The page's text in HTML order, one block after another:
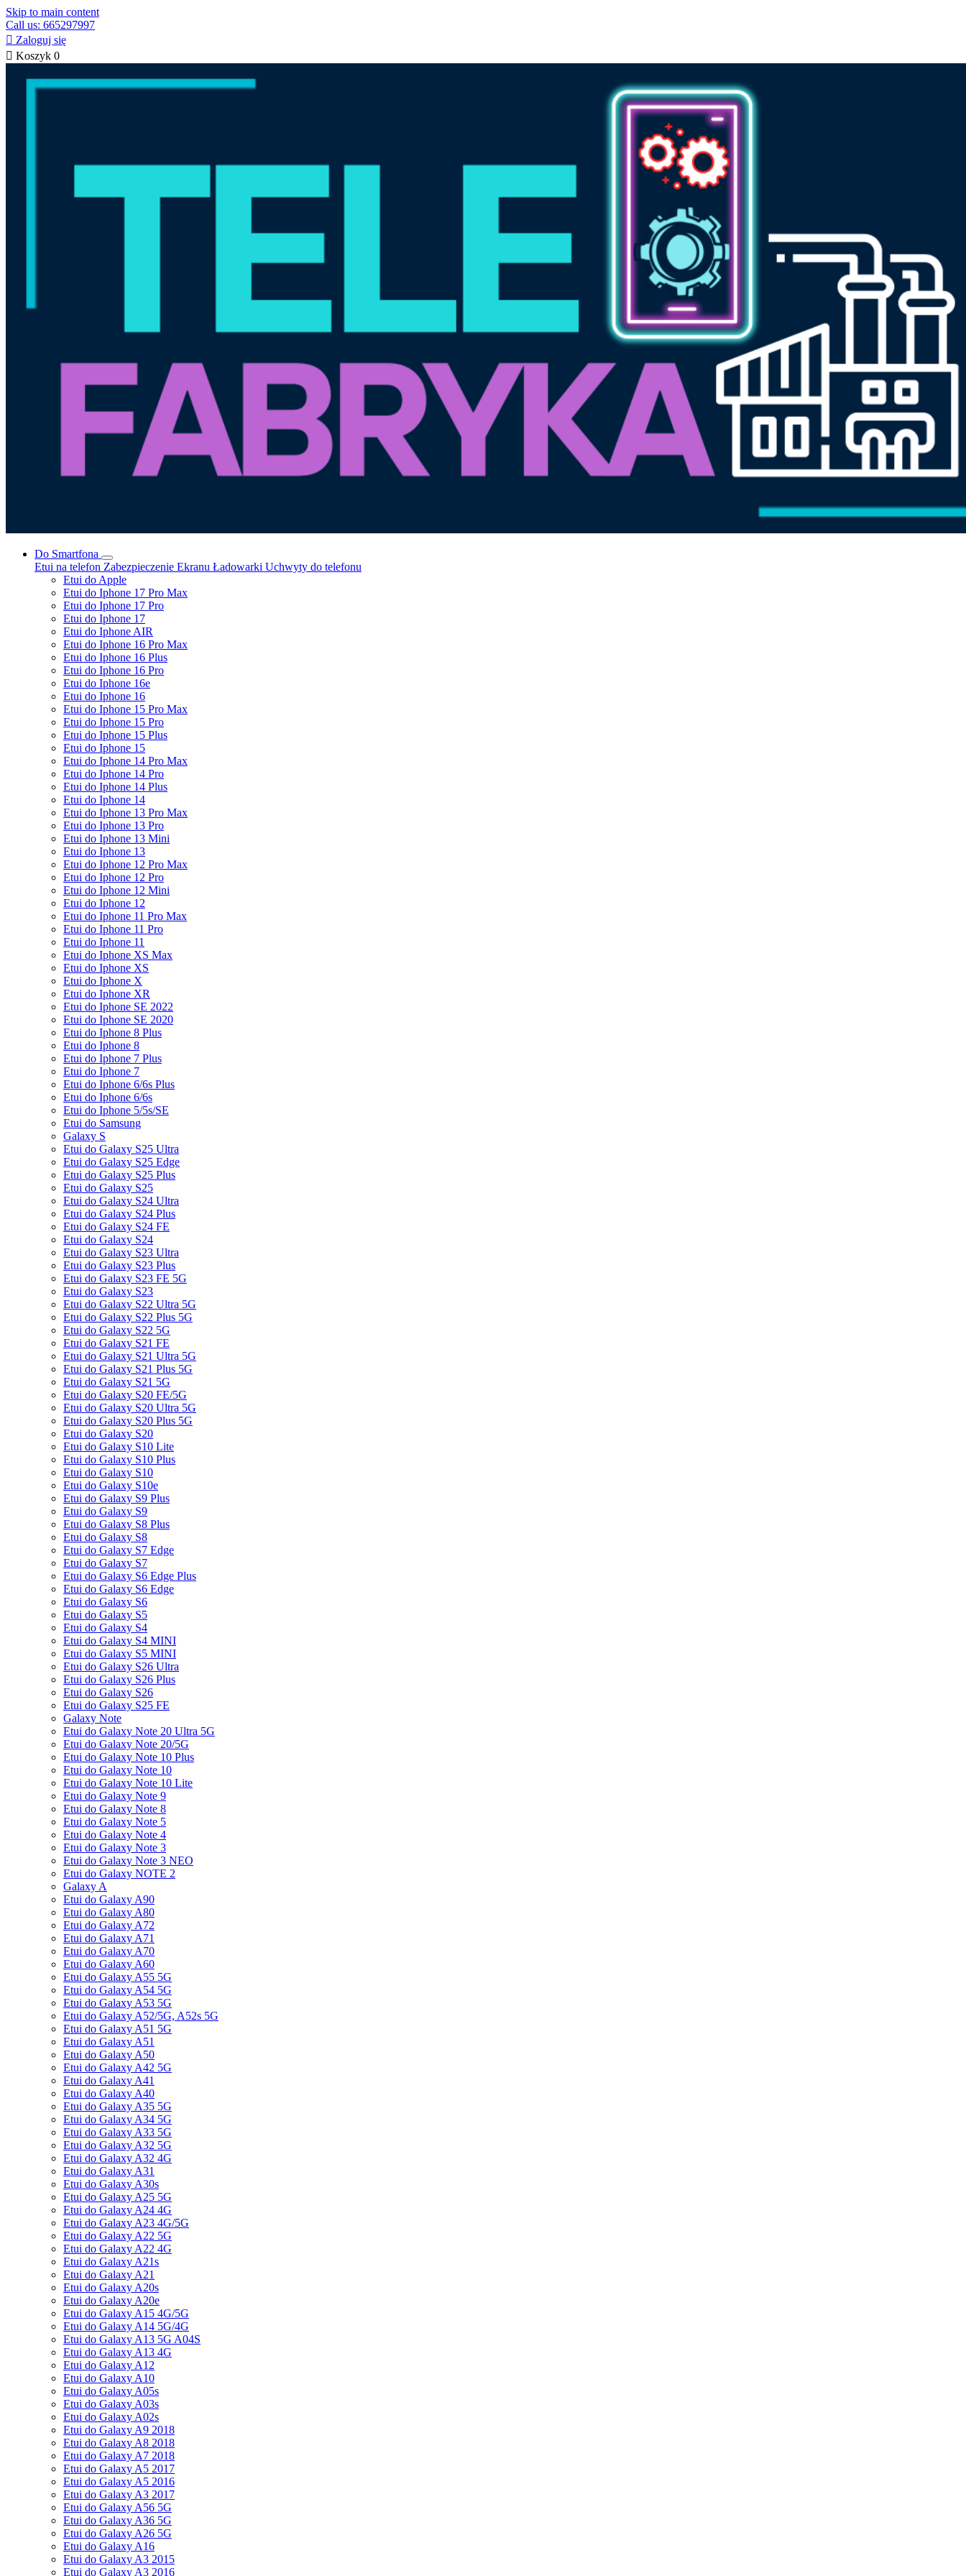
Skip to main content
Call us: 665297997
 Zaloguj się
 Koszyk 0
Do Smartfona
Etui na telefon Zabezpieczenie Ekranu Ładowarki Uchwyty do telefonu
Etui do Apple
Etui do Iphone 17 Pro Max
Etui do Iphone 17 Pro
Etui do Iphone 17
Etui do Iphone AIR
Etui do Iphone 16 Pro Max
Etui do Iphone 16 Plus
Etui do Iphone 16 Pro
Etui do Iphone 16e
Etui do Iphone 16
Etui do Iphone 15 Pro Max
Etui do Iphone 15 Pro
Etui do Iphone 15 Plus
Etui do Iphone 15
Etui do Iphone 14 Pro Max
Etui do Iphone 14 Pro
Etui do Iphone 14 Plus
Etui do Iphone 14
Etui do Iphone 13 Pro Max
Etui do Iphone 13 Pro
Etui do Iphone 13 Mini
Etui do Iphone 13
Etui do Iphone 12 Pro Max
Etui do Iphone 12 Pro
Etui do Iphone 12 Mini
Etui do Iphone 12
Etui do Iphone 11 Pro Max
Etui do Iphone 11 Pro
Etui do Iphone 11
Etui do Iphone XS Max
Etui do Iphone XS
Etui do Iphone X
Etui do Iphone XR
Etui do Iphone SE 2022
Etui do Iphone SE 2020
Etui do Iphone 8 Plus
Etui do Iphone 8
Etui do Iphone 7 Plus
Etui do Iphone 7
Etui do Iphone 6/6s Plus
Etui do Iphone 6/6s
Etui do Iphone 5/5s/SE
Etui do Samsung
Galaxy S
Etui do Galaxy S25 Ultra
Etui do Galaxy S25 Edge
Etui do Galaxy S25 Plus
Etui do Galaxy S25
Etui do Galaxy S24 Ultra
Etui do Galaxy S24 Plus
Etui do Galaxy S24 FE
Etui do Galaxy S24
Etui do Galaxy S23 Ultra
Etui do Galaxy S23 Plus
Etui do Galaxy S23 FE 5G
Etui do Galaxy S23
Etui do Galaxy S22 Ultra 5G
Etui do Galaxy S22 Plus 5G
Etui do Galaxy S22 5G
Etui do Galaxy S21 FE
Etui do Galaxy S21 Ultra 5G
Etui do Galaxy S21 Plus 5G
Etui do Galaxy S21 5G
Etui do Galaxy S20 FE/5G
Etui do Galaxy S20 Ultra 5G
Etui do Galaxy S20 Plus 5G
Etui do Galaxy S20
Etui do Galaxy S10 Lite
Etui do Galaxy S10 Plus
Etui do Galaxy S10
Etui do Galaxy S10e
Etui do Galaxy S9 Plus
Etui do Galaxy S9
Etui do Galaxy S8 Plus
Etui do Galaxy S8
Etui do Galaxy S7 Edge
Etui do Galaxy S7
Etui do Galaxy S6 Edge Plus
Etui do Galaxy S6 Edge
Etui do Galaxy S6
Etui do Galaxy S5
Etui do Galaxy S4
Etui do Galaxy S4 MINI
Etui do Galaxy S5 MINI
Etui do Galaxy S26 Ultra
Etui do Galaxy S26 Plus
Etui do Galaxy S26
Etui do Galaxy S25 FE
Galaxy Note
Etui do Galaxy Note 20 Ultra 5G
Etui do Galaxy Note 20/5G
Etui do Galaxy Note 10 Plus
Etui do Galaxy Note 10
Etui do Galaxy Note 10 Lite
Etui do Galaxy Note 9
Etui do Galaxy Note 8
Etui do Galaxy Note 5
Etui do Galaxy Note 4
Etui do Galaxy Note 3
Etui do Galaxy Note 3 NEO
Etui do Galaxy NOTE 2
Galaxy A
Etui do Galaxy A90
Etui do Galaxy A80
Etui do Galaxy A72
Etui do Galaxy A71
Etui do Galaxy A70
Etui do Galaxy A60
Etui do Galaxy A55 5G
Etui do Galaxy A54 5G
Etui do Galaxy A53 5G
Etui do Galaxy A52/5G, A52s 5G
Etui do Galaxy A51 5G
Etui do Galaxy A51
Etui do Galaxy A50
Etui do Galaxy A42 5G
Etui do Galaxy A41
Etui do Galaxy A40
Etui do Galaxy A35 5G
Etui do Galaxy A34 5G
Etui do Galaxy A33 5G
Etui do Galaxy A32 5G
Etui do Galaxy A32 4G
Etui do Galaxy A31
Etui do Galaxy A30s
Etui do Galaxy A25 5G
Etui do Galaxy A24 4G
Etui do Galaxy A23 4G/5G
Etui do Galaxy A22 5G
Etui do Galaxy A22 4G
Etui do Galaxy A21s
Etui do Galaxy A21
Etui do Galaxy A20s
Etui do Galaxy A20e
Etui do Galaxy A15 4G/5G
Etui do Galaxy A14 5G/4G
Etui do Galaxy A13 5G A04S
Etui do Galaxy A13 4G
Etui do Galaxy A12
Etui do Galaxy A10
Etui do Galaxy A05s
Etui do Galaxy A03s
Etui do Galaxy A02s
Etui do Galaxy A9 2018
Etui do Galaxy A8 2018
Etui do Galaxy A7 2018
Etui do Galaxy A5 2017
Etui do Galaxy A5 2016
Etui do Galaxy A3 2017
Etui do Galaxy A56 5G
Etui do Galaxy A36 5G
Etui do Galaxy A26 5G
Etui do Galaxy A16
Etui do Galaxy A3 2015
Etui do Galaxy A3 2016